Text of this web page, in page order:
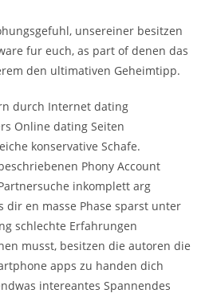
unsereiner besitzen
fur euch, as part of denen das
den ultimativen Geheimtipp.
durch Internet dating
Online dating Seiten
konservative Schafe.
Phony Account
inkomplett arg
dir en masse Phase sparst unter
schlechte Erfahrungen
musst, besitzen die autoren die
apps zu handen dich
intereantes Spannendes